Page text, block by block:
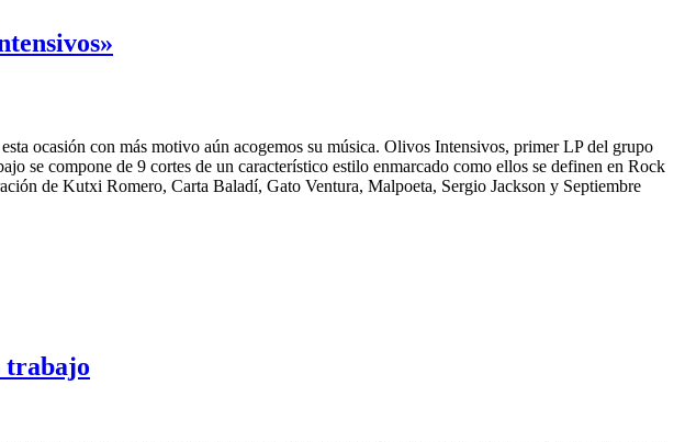
ocasión con más motivo aún acogemos su música. Olivos Intensivos, primer LP del grupo
se compone de 9 cortes de un característico estilo enmarcado como ellos se definen en Rock
de Kutxi Romero, Carta Baladí, Gato Ventura, Malpoeta, Sergio Jackson y Septiembre
trabajo